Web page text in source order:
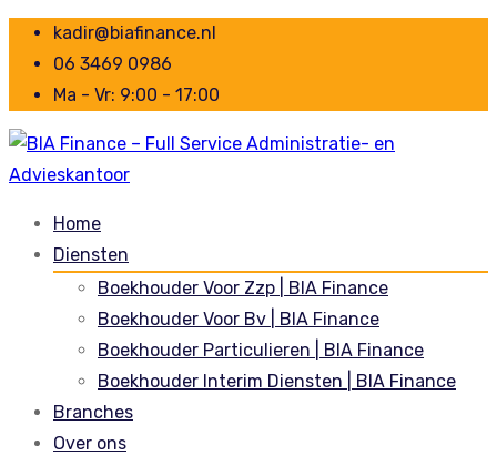
kadir@biafinance.nl
06 3469 0986
Ma - Vr: 9:00 - 17:00
Home
Diensten
Boekhouder Voor Zzp | BIA Finance
Boekhouder Voor Bv | BIA Finance
Boekhouder Particulieren | BIA Finance
Boekhouder Interim Diensten | BIA Finance
Branches
Over ons